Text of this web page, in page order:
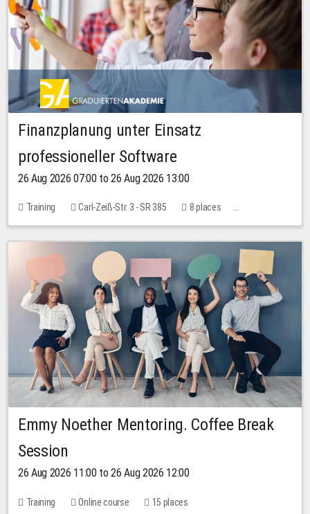
Finanzplanung unter Einsatz
professioneller Software
26 Aug 2026 07:00 to 26 Aug 2026 13:00
Training Carl-Zeiß-Str. 3 - SR 385
8 places
20.00 EUR
Emmy Noether Mentoring. Coffee Break
Session
26 Aug 2026 11:00 to 26 Aug 2026 12:00
Training Online course 15 places